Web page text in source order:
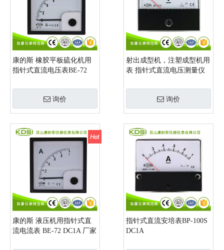
康的斯 橡胶平板硫化机用
指针式直流电压表BE-72
询价
射出成型机，注塑成型机用
表 指针式直流电压测量仪
询价
康的斯 液压机用指针式直
流电流表 BE-72 DC1A 厂家
指针式直流安培表BP-100S
DC1A